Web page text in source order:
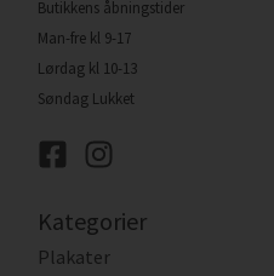
Butikkens åbningstider
Man-fre kl 9-17
Lørdag kl 10-13
Søndag Lukket
Kategorier
Plakater